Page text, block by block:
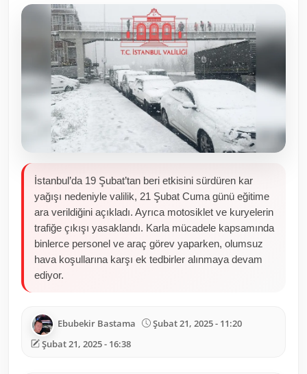
Toplum ve Yaşam
Sivil Toplum Kuruluşları
Kamu Kurumları ve Üst Kurullar
Resmi Reklamlar
İstanbul’da 19 Şubat’tan beri etkisini sürdüren kar
yağışı nedeniyle valilik, 21 Şubat Cuma günü eğitime
ara verildiğini açıkladı. Ayrıca motosiklet ve kuryelerin
trafiğe çıkışı yasaklandı. Karla mücadele kapsamında
binlerce personel ve araç görev yaparken, olumsuz
hava koşullarına karşı ek tedbirler alınmaya devam
ediyor.
Ebubekir Bastama
Şubat 21, 2025 - 11:20
Şubat 21, 2025 - 16:38